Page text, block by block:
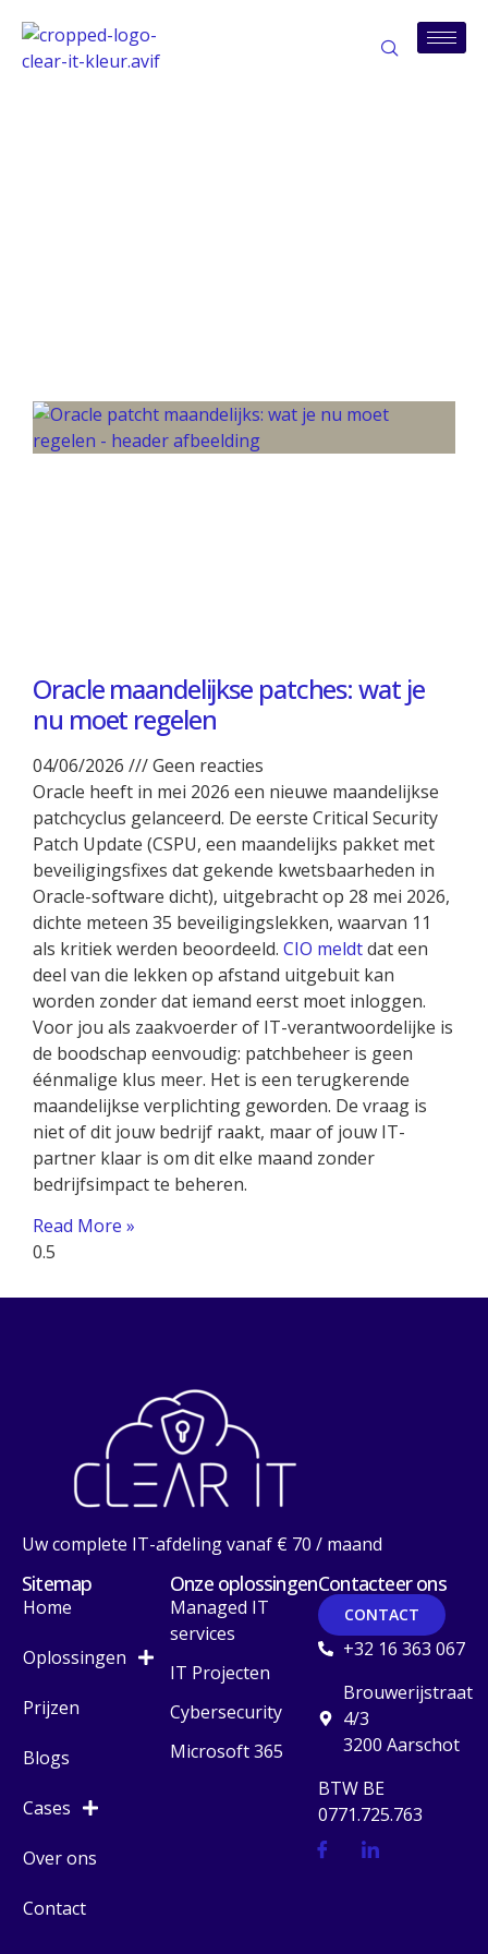
Oracle maandelijkse patches: wat je
nu moet regelen
04/06/2026
Geen reacties
Oracle heeft in mei 2026 een nieuwe maandelijkse
patchcyclus gelanceerd. De eerste Critical Security
Patch Update (CSPU, een maandelijks pakket met
beveiligingsfixes dat gekende kwetsbaarheden in
Oracle-software dicht), uitgebracht op 28 mei 2026,
dichte meteen 35 beveiligingslekken, waarvan 11
als kritiek werden beoordeeld. CIO meldtdat een
deel van die lekken op afstand uitgebuit kan
worden zonder dat iemand eerst moet inloggen.
Voor jou als zaakvoerder of IT-verantwoordelijke is
de boodschap eenvoudig: patchbeheer is geen
éénmalige klus meer. Het is een terugkerende
maandelijkse verplichting geworden. De vraag is
niet of dit jouw bedrijf raakt, maar of jouw IT-
partner klaar is om dit elke maand zonder
bedrijfsimpact te beheren.
Read More »
Uw complete IT-afdeling vanaf € 70 / maand
Sitemap
Home
Oplossingen
Prijzen
Blogs
Cases
Over ons
Contact
Onze oplossingen
Managed IT
services
IT Projecten
Cybersecurity
Microsoft 365
Contacteer ons
CONTACT
+32 16 363 067
Brouwerijstraat
4/3
3200 Aarschot
BTW BE
0771.725.763